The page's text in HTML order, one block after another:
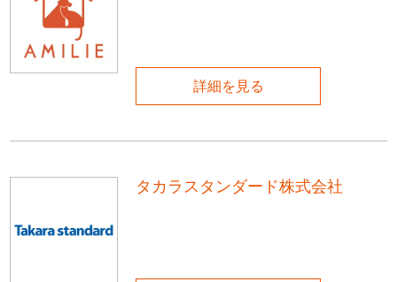
詳細を見る
タカラスタンダード株式会社